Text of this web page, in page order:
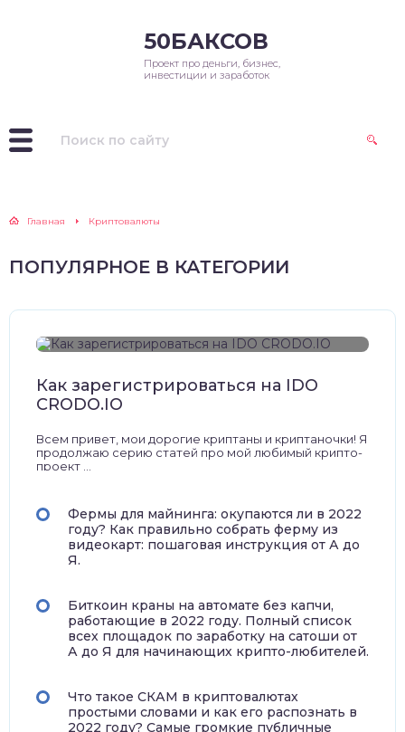
50БАКСОВ
Проект про деньги, бизнес,
инвестиции и заработок
Главная Криптовалюты
ПОПУЛЯРНОЕ В КАТЕГОРИИ
Как зарегистрироваться на IDO
CRODO.IO
Всем привет, мои дорогие криптаны и криптаночки! Я
продолжаю серию статей про мой любимый крипто-
проект ...
Фермы для майнинга: окупаются ли в 2022
году? Как правильно собрать ферму из
видеокарт: пошаговая инструкция от А до
Я.
Биткоин краны на автомате без капчи,
работающие в 2022 году. Полный список
всех площадок по заработку на сатоши от
А до Я для начинающих крипто-любителей.
Что такое СКАМ в криптовалютах
простыми словами и как его распознать в
2022 году? Самые громкие публичные